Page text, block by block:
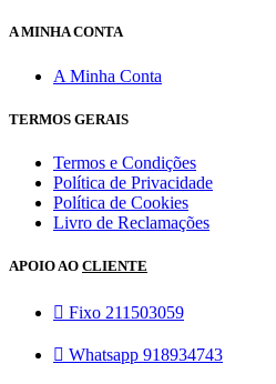
A MINHA CONTA
A Minha Conta
TERMOS GERAIS
Termos e Condições
Política de Privacidade
Política de Cookies
Livro de Reclamações
APOIO AO CLIENTE
Fixo 211503059
Whatsapp 918934743